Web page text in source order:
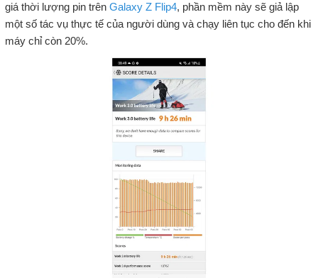
giá thời lượng pin trên Galaxy Z Flip4, phần mềm này sẽ giả lập
một số tác vụ thực tế của người dùng và chạy liên tục cho đến khi
máy chỉ còn 20%.